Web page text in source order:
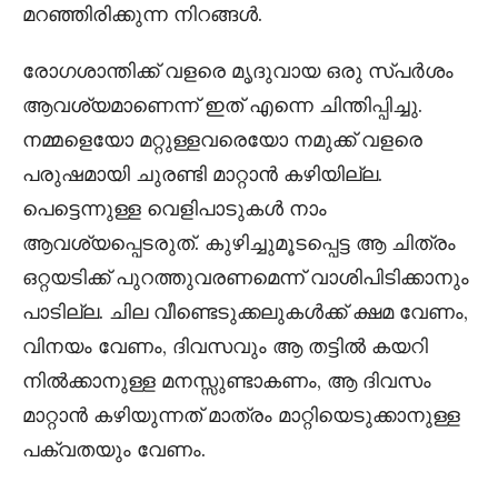
മറഞ്ഞിരിക്കുന്ന നിറങ്ങൾ.
രോഗശാന്തിക്ക് വളരെ മൃദുവായ ഒരു സ്പർശം
ആവശ്യമാണെന്ന് ഇത് എന്നെ ചിന്തിപ്പിച്ചു.
നമ്മളെയോ മറ്റുള്ളവരെയോ നമുക്ക് വളരെ
പരുഷമായി ചുരണ്ടി മാറ്റാൻ കഴിയില്ല.
പെട്ടെന്നുള്ള വെളിപാടുകൾ നാം
ആവശ്യപ്പെടരുത്. കുഴിച്ചുമൂടപ്പെട്ട ആ ചിത്രം
ഒറ്റയടിക്ക് പുറത്തുവരണമെന്ന് വാശിപിടിക്കാനും
പാടില്ല. ചില വീണ്ടെടുക്കലുകൾക്ക് ക്ഷമ വേണം,
വിനയം വേണം, ദിവസവും ആ തട്ടിൽ കയറി
നിൽക്കാനുള്ള മനസ്സുണ്ടാകണം, ആ ദിവസം
മാറ്റാൻ കഴിയുന്നത് മാത്രം മാറ്റിയെടുക്കാനുള്ള
പക്വതയും വേണം.